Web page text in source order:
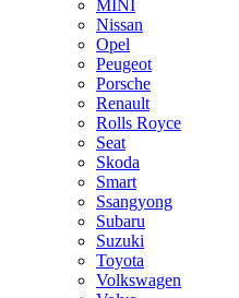
MINI
Nissan
Opel
Peugeot
Porsche
Renault
Rolls Royce
Seat
Skoda
Smart
Ssangyong
Subaru
Suzuki
Toyota
Volkswagen